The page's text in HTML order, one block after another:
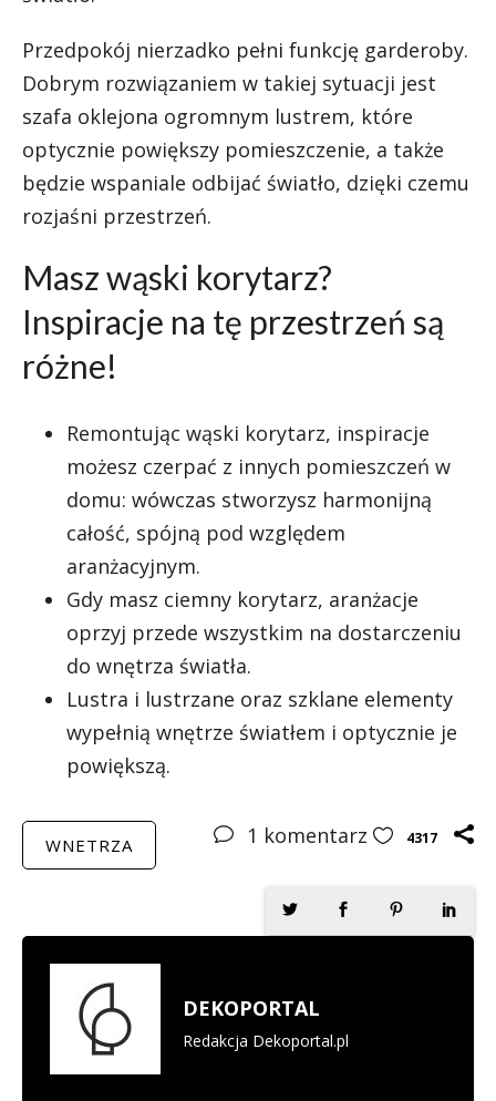
Przedpokój nierzadko pełni funkcję garderoby.
Dobrym rozwiązaniem w takiej sytuacji jest
szafa oklejona ogromnym lustrem, które
optycznie powiększy pomieszczenie, a także
będzie wspaniale odbijać światło, dzięki czemu
rozjaśni przestrzeń.
Masz wąski korytarz?
Inspiracje na tę przestrzeń są
różne!
Remontując wąski korytarz, inspiracje
możesz czerpać z innych pomieszczeń w
domu: wówczas stworzysz harmonijną
całość, spójną pod względem
aranżacyjnym.
Gdy masz ciemny korytarz, aranżacje
oprzyj przede wszystkim na dostarczeniu
do wnętrza światła.
Lustra i lustrzane oraz szklane elementy
wypełnią wnętrze światłem i optycznie je
powiększą.
WNETRZA 1 komentarz 4317
DEKOPORTAL
Redakcja Dekoportal.pl